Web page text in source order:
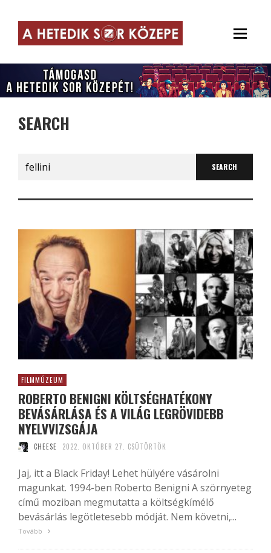
SEARCH
Search
for:
FILMMÚZEUM
ROBERTO BENIGNI KÖLTSÉGHATÉKONY
BEVÁSÁRLÁSA ÉS A VILÁG LEGRÖVIDEBB
NYELVVIZSGÁJA
CHEESE 2022. OKTÓBER 27. CSÜTÖRTÖK
Jaj, itt a Black Friday! Lehet hülyére vásárolni
magunkat. 1994-ben Roberto Benigni A szörnyeteg
című moziban megmutatta a költségkímélő
bevásárlás legötletesebb módját. Nem követni,...
Tovább